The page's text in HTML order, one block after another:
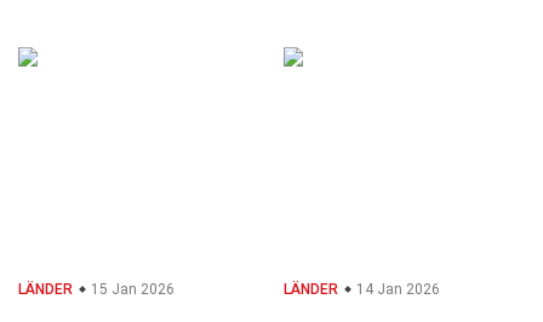
LÄNDER 15 Jan 2026 LÄNDER 14 Jan 2026